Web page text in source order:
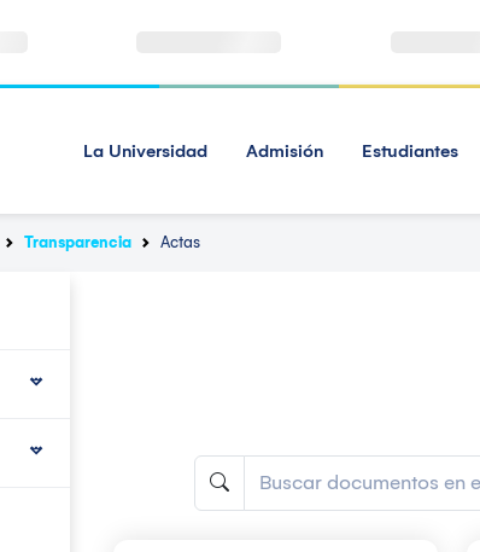
La Universidad Admisión Estudiantes
Transparencia Actas